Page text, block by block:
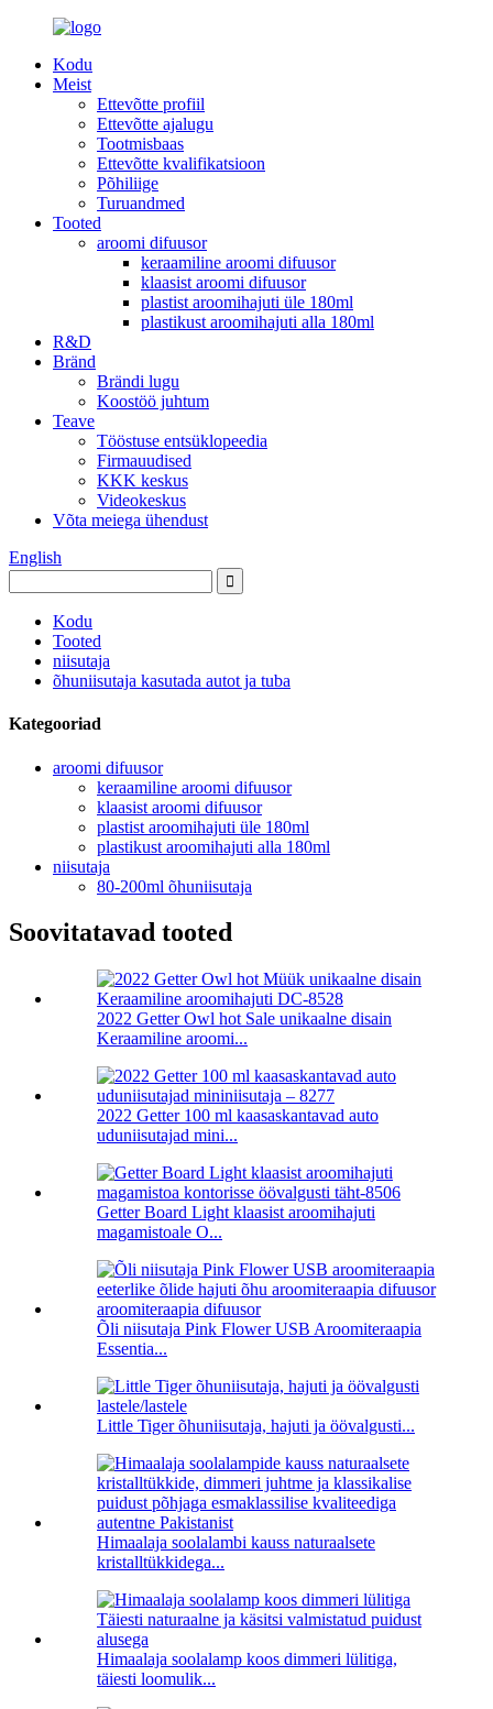
Kodu
Meist
Ettevõtte profiil
Ettevõtte ajalugu
Tootmisbaas
Ettevõtte kvalifikatsioon
Põhiliige
Turuandmed
Tooted
aroomi difuusor
keraamiline aroomi difuusor
klaasist aroomi difuusor
plastist aroomihajuti üle 180ml
plastikust aroomihajuti alla 180ml
R&D
Bränd
Brändi lugu
Koostöö juhtum
Teave
Tööstuse entsüklopeedia
Firmauudised
KKK keskus
Videokeskus
Võta meiega ühendust
English
Kodu
Tooted
niisutaja
õhuniisutaja kasutada autot ja tuba
Kategooriad
aroomi difuusor
keraamiline aroomi difuusor
klaasist aroomi difuusor
plastist aroomihajuti üle 180ml
plastikust aroomihajuti alla 180ml
niisutaja
80-200ml õhuniisutaja
Soovitatavad tooted
2022 Getter Owl hot Sale unikaalne disain
Keraamiline aroomi...
2022 Getter 100 ml kaasaskantavad auto
uduniisutajad mini...
Getter Board Light klaasist aroomihajuti
magamistoale O...
Õli niisutaja Pink Flower USB Aroomiteraapia
Essentia...
Little Tiger õhuniisutaja, hajuti ja öövalgusti...
Himaalaja soolalambi kauss naturaalsete
kristalltükkidega...
Himaalaja soolalamp koos dimmeri lülitiga,
täiesti loomulik...